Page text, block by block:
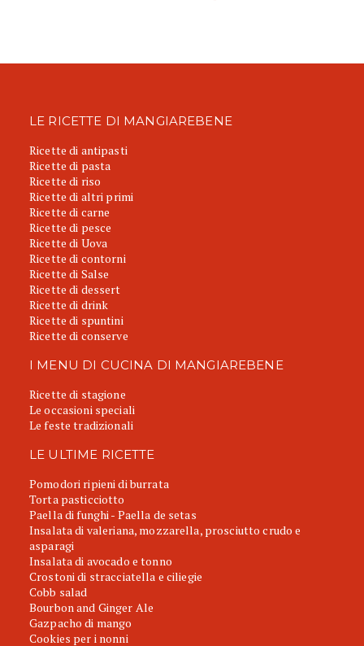
LE RICETTE DI MANGIAREBENE
Ricette di antipasti
Ricette di pasta
Ricette di riso
Ricette di altri primi
Ricette di carne
Ricette di pesce
Ricette di Uova
Ricette di contorni
Ricette di Salse
Ricette di dessert
Ricette di drink
Ricette di spuntini
Ricette di conserve
I MENU DI CUCINA DI MANGIAREBENE
Ricette di stagione
Le occasioni speciali
Le feste tradizionali
LE ULTIME RICETTE
Pomodori ripieni di burrata
Torta pasticciotto
Paella di funghi - Paella de setas
Insalata di valeriana, mozzarella, prosciutto crudo e
asparagi
Insalata di avocado e tonno
Crostoni di stracciatella e ciliegie
Cobb salad
Bourbon and Ginger Ale
Gazpacho di mango
Cookies per i nonni